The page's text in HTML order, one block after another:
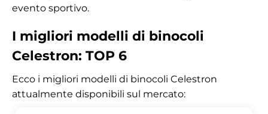
evento sportivo.
I migliori modelli di binocoli
Celestron: TOP 6
Ecco i migliori modelli di binocoli Celestron
attualmente disponibili sul mercato: